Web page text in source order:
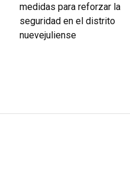
medidas para reforzar la
seguridad en el distrito
nuevejuliense